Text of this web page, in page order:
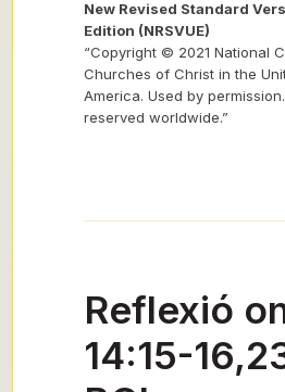
New Revised Standard
Edition (NRSVUE)
“Copyright © 2021 National
Churches of Christ in the
America. Used by
reserved worldwide.”
Reflexió
14:15-